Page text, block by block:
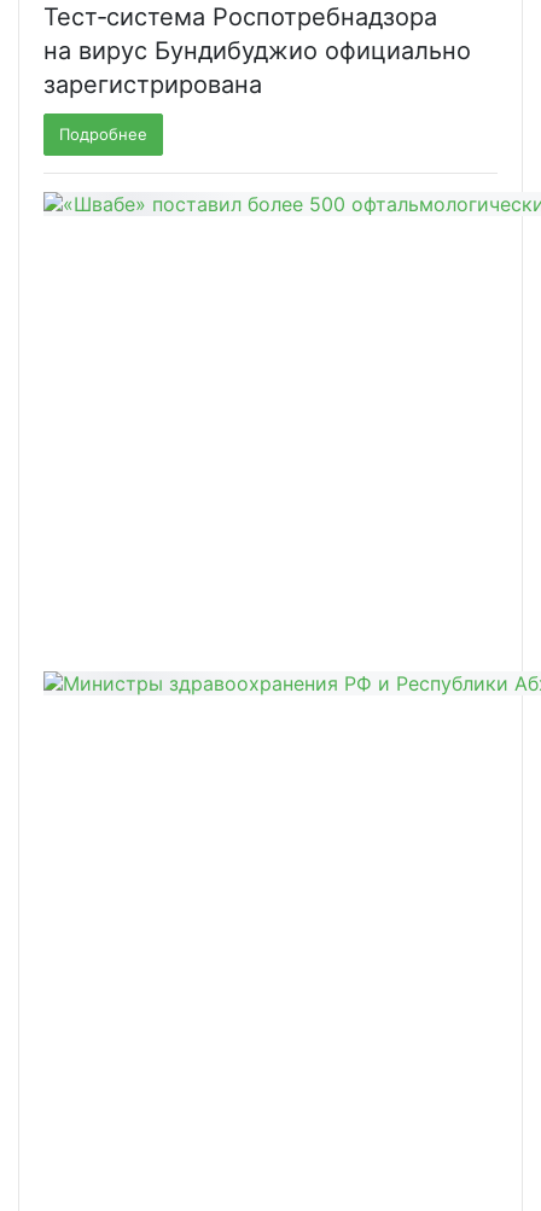
Тест‑система Роспотребнадзора
на вирус Бундибуджио официально
зарегистрирована
Подробнее